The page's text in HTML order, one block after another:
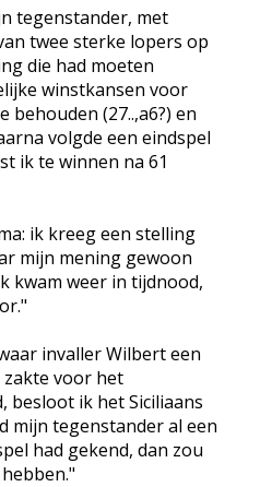
tegenstander, met
twee sterke lopers op
die had moeten
winstkansen voor
(27..,a6?) en
volgde een eindspel
ik te winnen na 61
ik kreeg een stelling
mijn mening gewoon
kwam weer in tijdnood,
invaller Wilbert een
voor het
besloot ik het Siciliaans
mijn tegenstander al een
had gekend, dan zou